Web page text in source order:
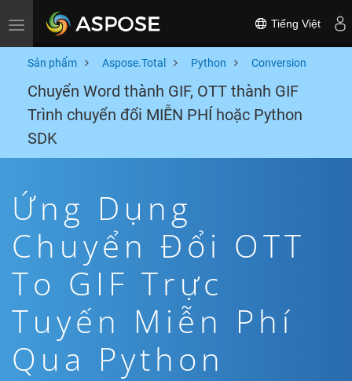
Toggle navigation Tiếng Việt
Sản phẩm Aspose.Total Python Conversion
Chuyển Word thành GIF, OTT thành GIF
Trình chuyển đổi MIỄN PHÍ hoặc Python
SDK
Ứng Dụng
Chuyển Đổi OTT
To GIF Trực
Tuyến Miễn Phí
Qua Python